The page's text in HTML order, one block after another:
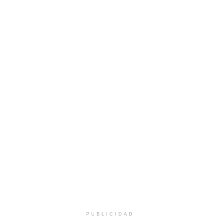
PUBLICIDAD